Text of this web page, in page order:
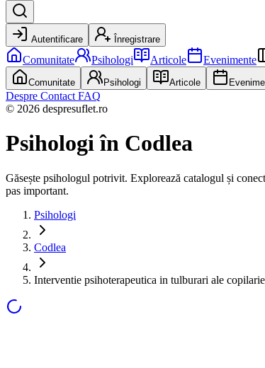
Autentificare Înregistrare
Comunitate Psihologi Articole Evenimente
Comunitate Psihologi Articole
Despre Contact FAQ
© 2026 despresuflet.ro
Psihologiîn Codlea
Găsește psihologul potrivit. Explorează catalogul și
pas important.
Psihologi
Codlea
Interventie psihoterapeutica in tulburari ale